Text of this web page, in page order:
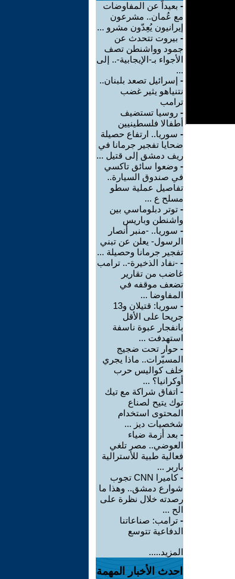
- بعيداً عن المفاوضات
مع عُمان.. مشرعون
إيرانيون يُعِدّون مشرو ...
- بيروت تتحدث عن
جمود وواشنطن تصف
الأجواء بـ-الإيجابية-.. إلى
...
- إسرائيل تصعد بلبنان..
نتنياهو يثير غضب
ترامب
- روسيا تستضيف
أطفالا فلسطينيين
- سوريا.. ارتفاع حصيلة
ضحايا تفجير جرمانا في
ريف دمشق إلى قتيل ...
- وضعوا سائق تاكسي
في صندوق السيارة..
تفاصيل عملية سطو
مسلح ع ...
- توتر دبلوماسي بين
واشنطن وباريس
- سوريا.. -منبر أنصار
الرسول- يعلن عن تبني
تفجير جرمانا وحصيلة ...
- -نفاد الذخيرة-.. ترامب
غاضب من تقارير
تضعف موقفه في
المفاوضا ...
-
سوريا: قتيلان و13
جريحا على الأقل
بانفجار عبوة ناسفة
استهدفت ...
- حوار تحت ضجيج
المسيّرات.. ماذا يجري
خلف كواليس حرب
أوكرانيا؟ ...
- اتفاق شراكة مع تيك
توك يتيح لصناع
المحتوى استخدام
شخصيات ديز ...
- بعد أزمة ضياء
العوضي.. مصر تلغي
فعالية طبية للأسترالية
باربر ...
-
كاميرا CNN تجوب
شوارع دمشق.. وهذا ما
رصدته خلال نظرة على
الح ...
- ترامب: صناعاتنا
الدفاعية تتوسع
المزيد.....
احدث الأخبار المهمة